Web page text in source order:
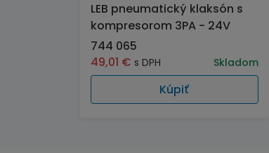
LEB pneumatický klaksón s
kompresorom 3PA - 24V
744 065
49,01 € s DPH Skladom
Kúpiť